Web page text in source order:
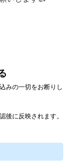
みの一切をお断りし
後に反映されます。